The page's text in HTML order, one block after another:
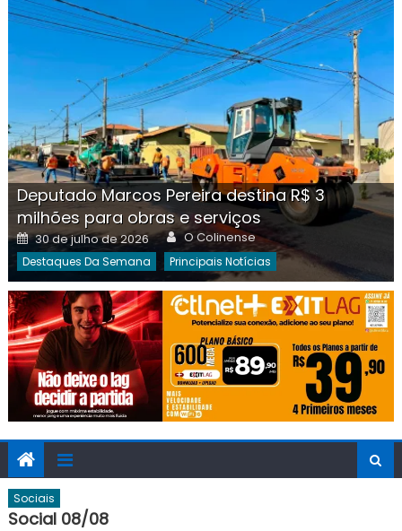
Deputado Marcos Pereira destina R$ 3
milhões para obras e serviços
Posted
on
30 de julho de 2026 Author
O Colinense
Destaques Da Semana Principais Notícias
Sociais
Social 08/08